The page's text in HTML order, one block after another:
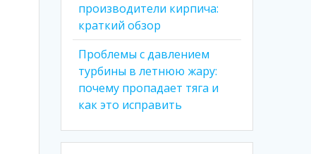
производители кирпича:
краткий обзор
Проблемы с давлением
турбины в летнюю жару:
почему пропадает тяга и
как это исправить